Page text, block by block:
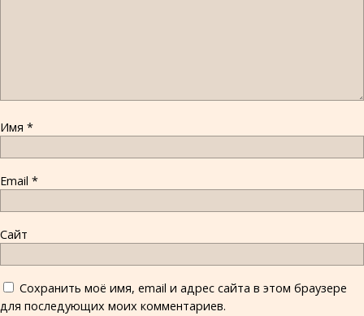
Имя *
Email *
Сайт
Сохранить моё имя, email и адрес сайта в этом браузере
для последующих моих комментариев.